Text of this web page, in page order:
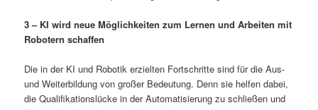
3 – KI wird neue Möglichkeiten zum Lernen und Arbeiten mit
Robotern schaffen
Die in der KI und Robotik erzielten Fortschritte sind für die Aus-
und Weiterbildung von großer Bedeutung. Denn sie helfen dabei,
die Qualifikationslücke in der Automatisierung zu schließen und